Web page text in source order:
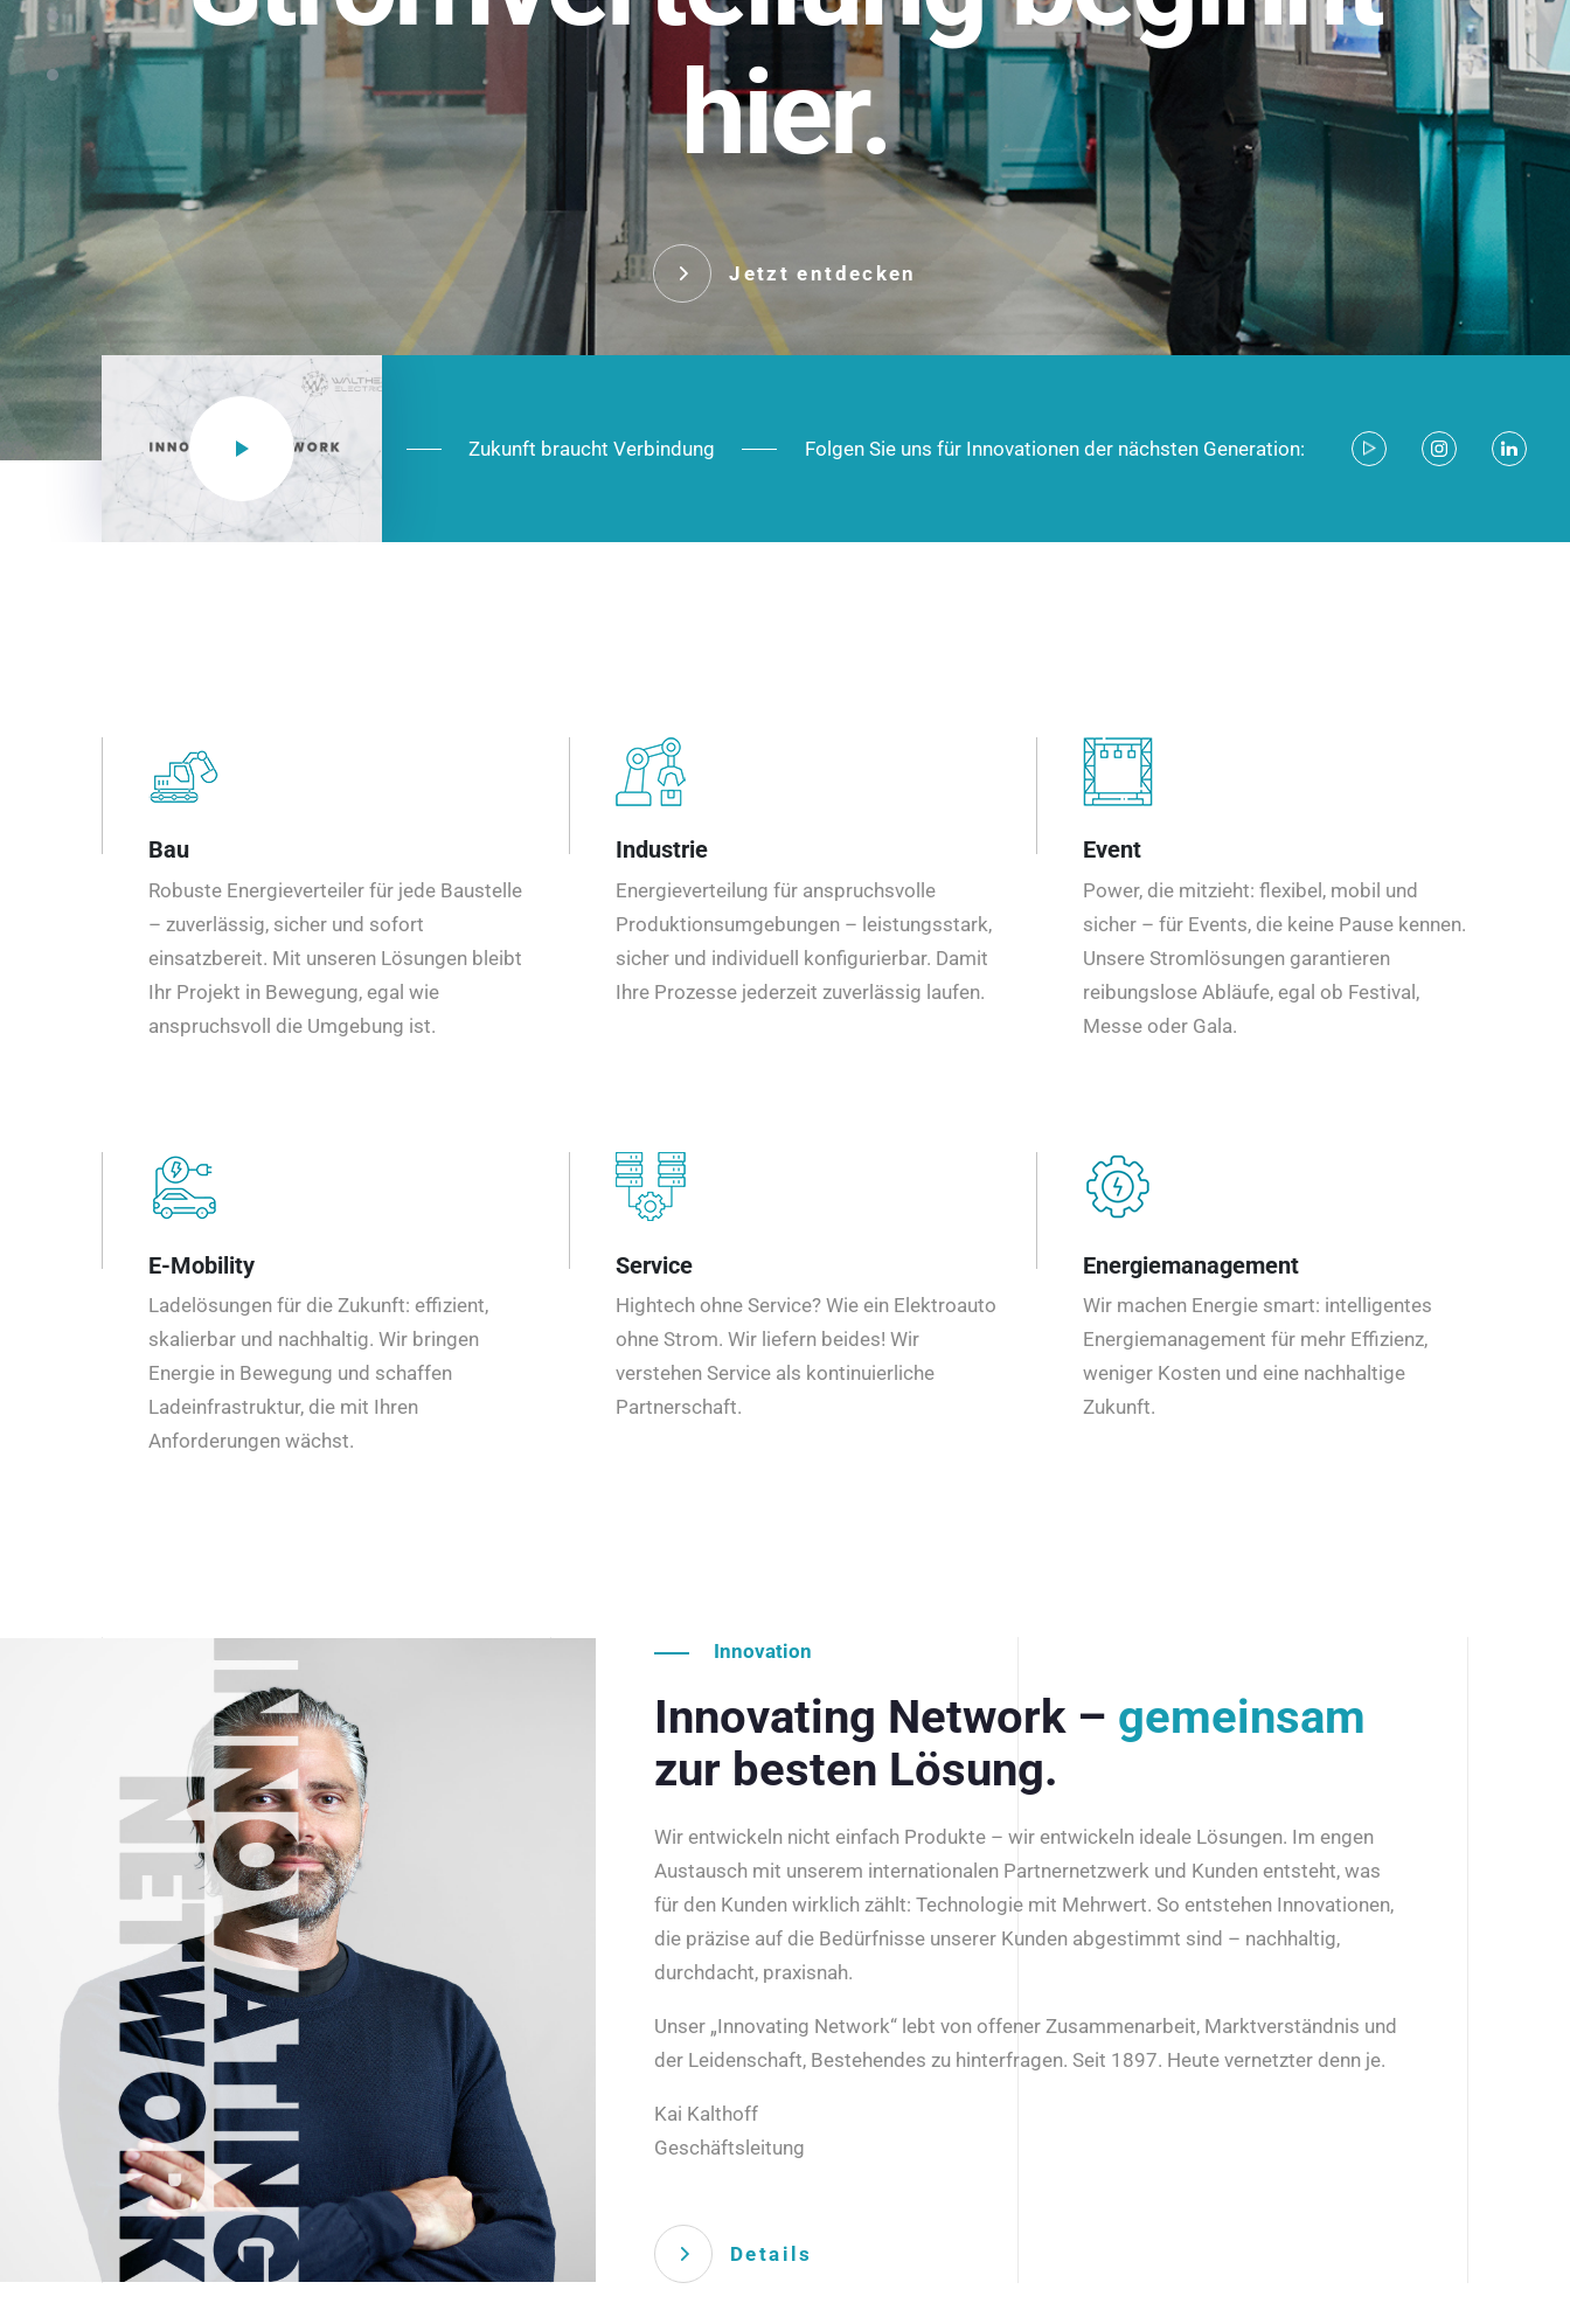
hier.
Jetzt entdecken
NEO CEE: Energieverteilung mit System. Robust im Alltag,
effizient in der Installation, zukunftsfähig im Ausbau.
Das innovative Stecksystem für industrielle Anwendungen –
robust, IP-geschützt und zukunftsfähig.
Jetzt entdecken
Zukunft braucht Verbindung Folgen Sie uns für Innovationen der nächsten Generation:
Bau
Robuste Energieverteiler für jede Baustelle
– zuverlässig, sicher und sofort
einsatzbereit. Mit unseren Lösungen bleibt
Ihr Projekt in Bewegung, egal wie
anspruchsvoll die Umgebung ist.
Industrie
Energieverteilung für anspruchsvolle
Produktionsumgebungen – leistungsstark,
sicher und individuell konfigurierbar. Damit
Ihre Prozesse jederzeit zuverlässig laufen.
Event
Power, die mitzieht: flexibel, mobil und
sicher – für Events, die keine Pause kennen.
Unsere Stromlösungen garantieren
reibungslose Abläufe, egal ob Festival,
Messe oder Gala.
E-Mobility
Ladelösungen für die Zukunft: effizient,
skalierbar und nachhaltig. Wir bringen
Energie in Bewegung und schaffen
Ladeinfrastruktur, die mit Ihren
Anforderungen wächst.
Service
Hightech ohne Service? Wie ein Elektroauto
ohne Strom. Wir liefern beides! Wir
verstehen Service als kontinuierliche
Partnerschaft.
Energiemanagement
Wir machen Energie smart: intelligentes
Energiemanagement für mehr Effizienz,
weniger Kosten und eine nachhaltige
Zukunft.
Innovation
Innovating Network – gemeinsam
zur besten Lösung.
Wir entwickeln nicht einfach Produkte – wir entwickeln ideale Lösungen. Im engen
Austausch mit unserem internationalen Partnernetzwerk und Kunden entsteht, was
für den Kunden wirklich zählt: Technologie mit Mehrwert. So entstehen Innovationen,
die präzise auf die Bedürfnisse unserer Kunden abgestimmt sind – nachhaltig,
durchdacht, praxisnah.
Unser „Innovating Network“ lebt von offener Zusammenarbeit, Marktverständnis und
der Leidenschaft, Bestehendes zu hinterfragen. Seit 1897. Heute vernetzter denn je.
Kai Kalthoff
Geschäftsleitung
Details